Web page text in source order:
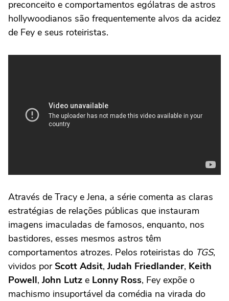
preconceito e comportamentos ególatras de astros
hollywoodianos são frequentemente alvos da acidez
de Fey e seus roteiristas.
Através de Tracy e Jena, a série comenta as claras
estratégias de relações públicas que instauram
imagens imaculadas de famosos, enquanto, nos
bastidores, esses mesmos astros têm
comportamentos atrozes. Pelos roteiristas do TGS,
vividos por Scott Adsit, Judah Friedlander, Keith
Powell, John Lutz e Lonny Ross, Fey expõe o
machismo insuportável da comédia na virada do